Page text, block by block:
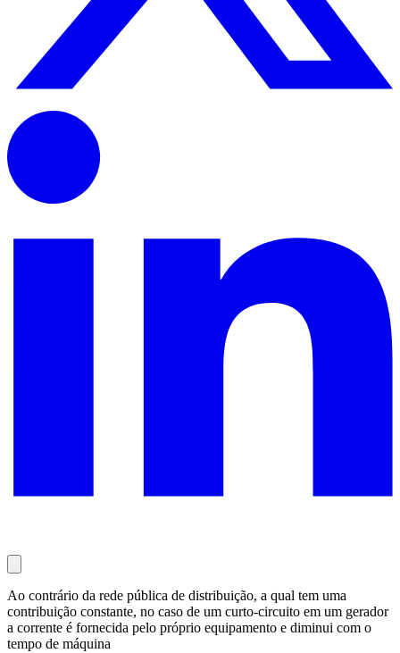
Ao contrário da rede pública de distribuição, a qual tem uma
contribuição constante, no caso de um curto-circuito em um gerador
a corrente é fornecida pelo próprio equipamento e diminui com o
tempo de máquina